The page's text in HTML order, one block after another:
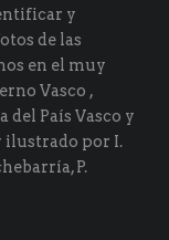
y
de las
en el muy
Vasco ,
del País Vasco y
ilustrado por I.
P.